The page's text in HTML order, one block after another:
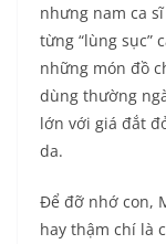
nhưng nam ca
từng “lùng sục”
những món đồ
dùng thường
lớn với giá đắt
da.
Để đỡ nhớ con,
hay thậm chí là